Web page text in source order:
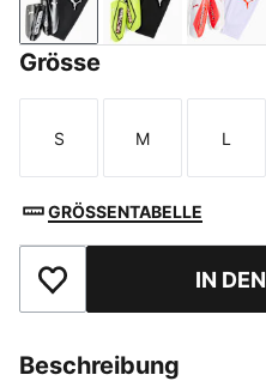
PUMA Black-PUMA
Yellow Alert-
Grösse
Größe
S
Größe
M L
GRÖSSENTABELLE
Zu Favoriten hinzufügen
IN
Beschreibung